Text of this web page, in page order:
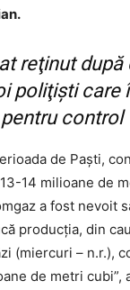
reţinut
poliţişti care
pentru control
de Paşti,
14 milioane de
a fost nevoit
producţia, din
(miercuri – n.r.),
de metri cubi”,